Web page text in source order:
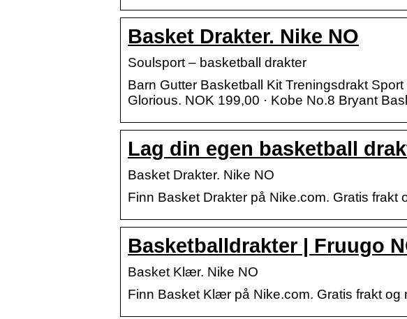
Basket Drakter. Nike NO
Soulsport – basketball drakter
Barn Gutter Basketball Kit Treningsdrakt
Glorious. NOK 199,00 · Kobe No.8 Bryant
Lag din egen basketball
Basket Drakter. Nike NO
Finn Basket Drakter på Nike.com. Gratis frakt
Basketballdrakter | Fruugo
Basket Klær. Nike NO
Finn Basket Klær på Nike.com. Gratis frakt og